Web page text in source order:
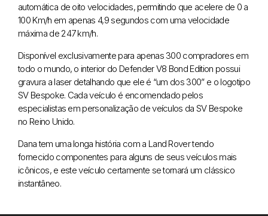
automática de oito velocidades, permitindo que acelere de 0 a
100 Km/h em apenas 4,9 segundos com uma velocidade
máxima de 247 km/h.
Disponível exclusivamente para apenas 300 compradores em
todo o mundo, o interior do Defender V8 Bond Edition possui
gravura a laser detalhando que ele é “um dos 300” e o logotipo
SV Bespoke. Cada veículo é encomendado pelos
especialistas em personalização de veículos da SV Bespoke
no Reino Unido.
Dana tem uma longa história com a Land Rover tendo
fornecido componentes para alguns de seus veículos mais
icônicos, e este veículo certamente se tornará um clássico
instantâneo.